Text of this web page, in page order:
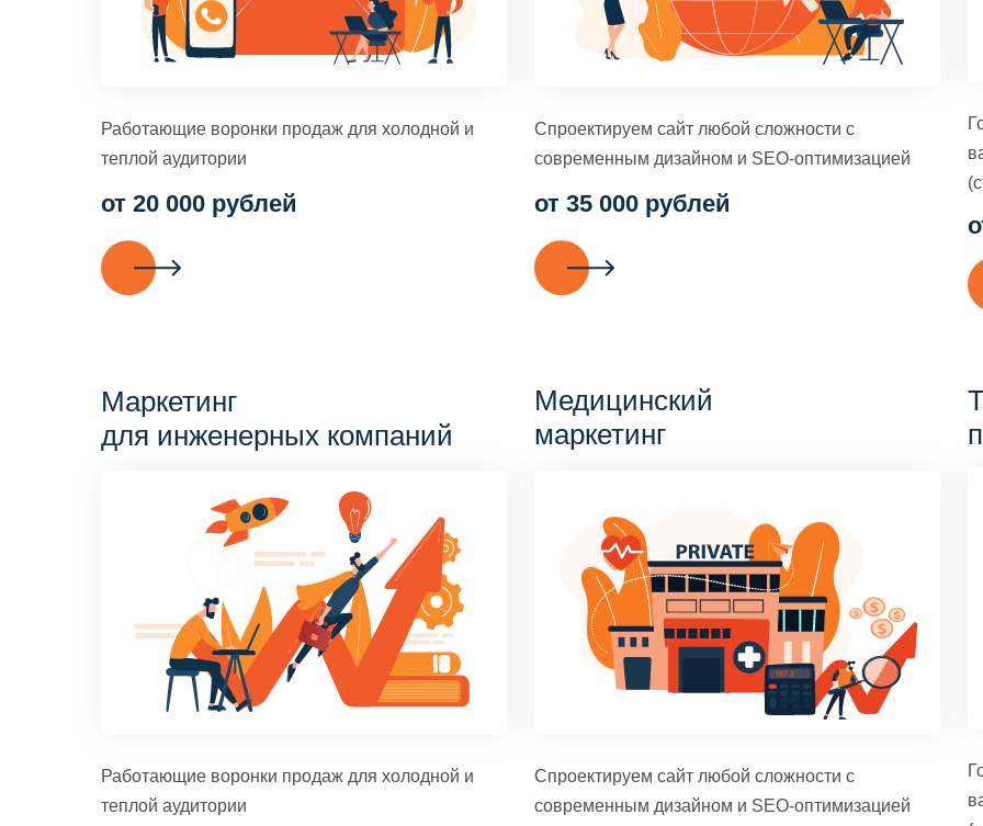
Работающие воронки продаж для холодной и
теплой аудитории
от 20 000 рублей
Спроектируем сайт любой сложности с
современным дизайном и SEO-оптимизацией
от 35 000 рублей
Маркетинг
для инженерных компаний
Работающие воронки продаж для холодной и
теплой аудитории
Медицинский
маркетинг
Спроектируем сайт любой сложности с
современным дизайном и SEO-оптимизацией